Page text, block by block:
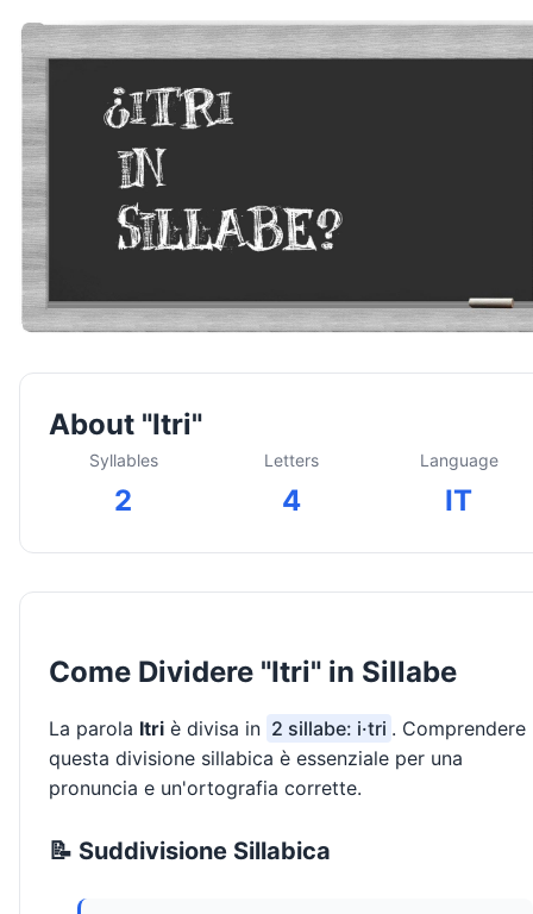
About "Itri"
Syllables
2
Letters
4
Language
IT
Come Dividere "Itri" in Sillabe
La parola Itri è divisa in 2 sillabe: i·tri . Comprendere
questa divisione sillabica è essenziale per una
pronuncia e un'ortografia corrette.
📝 Suddivisione Sillabica